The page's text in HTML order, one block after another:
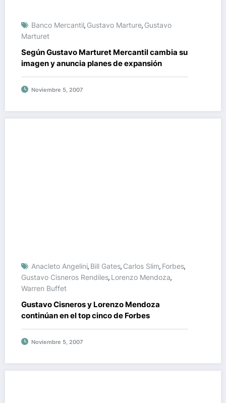
Banco Mercantil, Gustavo Marture, Gustavo
Marturet
Según Gustavo Marturet Mercantil cambia su
imagen y anuncia planes de expansión
Noviembre 5, 2007
Anacleto Angelini, Bill Gates, Carlos Slim, Forbes,
Gustavo Cisneros Rendiles, Lorenzo Mendoza,
Warren Buffet
Gustavo Cisneros y Lorenzo Mendoza
continúan en el top cinco de Forbes
Noviembre 5, 2007